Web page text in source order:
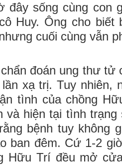
đây sống cùng con
Huy. Ông cho biết
cuối cùng vẫn
đoán ung thư tử
xạ trị. Tuy nhiên,
tình của chồng
và hiện tại tình
bệnh tuy không
ban đêm. Cứ 1-2
Hữu Trí đều mở